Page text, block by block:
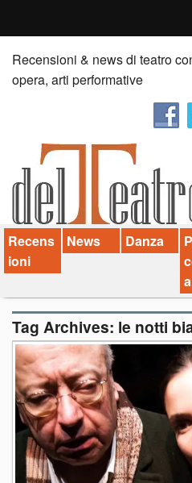
Home
Recensioni
News
Palazzi consiglia
Video
Chi siamo
Contatti
dT in English
Recensioni & news di teatro
opera, arti performative
Recens
ioni
News Danza
a
Tag Archives: le notti